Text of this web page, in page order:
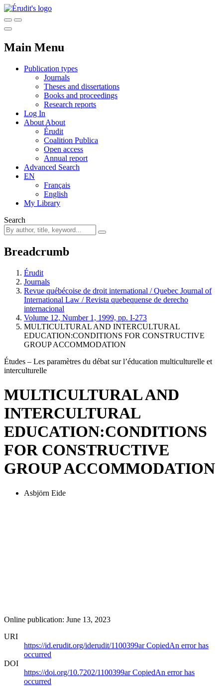
Main Menu
Publication types
Journals
Theses and dissertations
Books and proceedings
Research reports
Log In
About About
Érudit
Coalition Publica
Open access
Annual report
Advanced Search
EN
Français
English
My Library
Search
Breadcrumb
Érudit
Journals
Revue québécoise de droit international / Quebec Journal of
International Law / Revista quebequense de derecho
internacional
Volume 12, Number 1, 1999, pp. I-273
MULTICULTURAL AND INTERCULTURAL
EDUCATION:CONDITIONS FOR CONSTRUCTIVE
GROUP ACCOMMODATION
Études – Les paramètres du débat sur l’éducation multiculturelle et
interculturelle
MULTICULTURAL AND
INTERCULTURAL
EDUCATION:CONDITIONS
FOR CONSTRUCTIVE
GROUP ACCOMMODATION
Asbjörn Eide
Online publication: June 13, 2023
URI
https://id.erudit.org/iderudit/1100399arCopiedAn error has
occurred
DOI
https://doi.org/10.7202/1100399arCopiedAn error has
occurred